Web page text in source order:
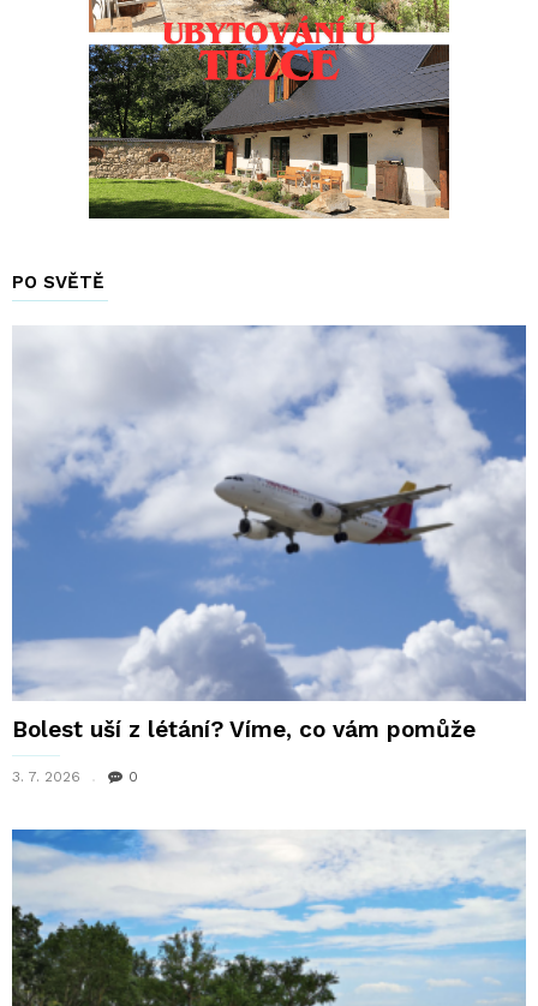
PO SVĚTĚ
Bolest uší z létání? Víme, co vám pomůže
3. 7. 2026 0